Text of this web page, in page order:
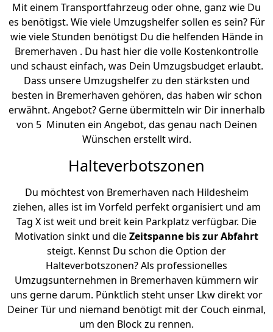
Mit einem Transportfahrzeug oder ohne, ganz wie Du
es benötigst. Wie viele Umzugshelfer sollen es sein? Für
wie viele Stunden benötigst Du die helfenden Hände in
Bremer­haven . Du hast hier die volle Kostenkontrolle
und schaust einfach, was Dein Umzugsbudget erlaubt.
Dass unsere Umzugshelfer zu den stärksten und
besten in Bremer­haven gehören, das haben wir schon
erwähnt. Angebot? Gerne übermitteln wir Dir innerhalb
von 5 Minuten ein Angebot, das genau nach Deinen
Wünschen erstellt wird.
Halteverbotszonen
Du möchtest von Bremer­haven nach Hildesheim
ziehen, alles ist im Vorfeld perfekt organisiert und am
Tag X ist weit und breit kein Parkplatz verfügbar. Die
Motivation sinkt und dieZeitspanne bis zur Abfahrt
steigt. Kennst Du schon die Option der
Halteverbotszonen? Als professionelles
Umzugsunternehmen in Bremer­haven kümmern wir
uns gerne darum. Pünktlich steht unser Lkw direkt vor
Deiner Tür und niemand benötigt mit der Couch einmal,
um den Block zu rennen.